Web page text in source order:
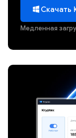
Скачать
Медленная